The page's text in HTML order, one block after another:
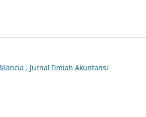
: Jurnal Ilmiah Akuntansi